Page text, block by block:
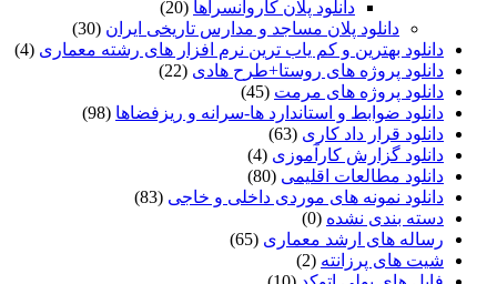
دانلود پلان کاروانسراها (20)
دانلود پلان مساجد و مدارس تاریخی ایران (30)
دانلود بهترین و کم یاب ترین نرم افزار های رشته معماری (4)
دانلود پروژه های روستا+طرح هادی (22)
دانلود پروژه های مرمت (45)
دانلود ضوابط و استاندارد ها-سرانه و ریزفضاها (98)
دانلود قرار داد کاری (63)
دانلود گزارش کارآموزی (4)
دانلود مطالعات اقلیمی (80)
دانلود نمونه های موردی داخلی و خاجی (83)
دسته بندی نشده (0)
رساله های ارشد معماری (65)
شیت های پرزانته (2)